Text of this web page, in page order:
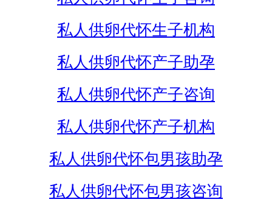
私人供卵代怀生子机构
私人供卵代怀产子助孕
私人供卵代怀产子咨询
私人供卵代怀产子机构
私人供卵代怀包男孩助孕
私人供卵代怀包男孩咨询